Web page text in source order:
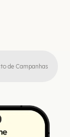
de Campanhas